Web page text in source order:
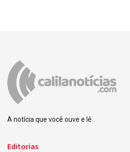
A notícia que você ouve e lê.
Editorias